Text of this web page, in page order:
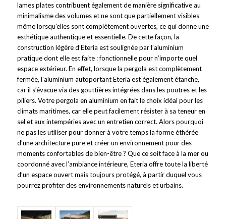
lames plates contribuent également de manière significative au
minimalisme des volumes et ne sont que partiellement visibles
même lorsqu’elles sont complètement ouvertes, ce qui donne une
esthétique authentique et essentielle. De cette façon, la
construction légère d’Eteria est soulignée par l’aluminium
pratique dont elle est faite : fonctionnelle pour n’importe quel
espace extérieur. En effet, lorsque la pergola est complètement
fermée, l’aluminium autoportant Eteria est également étanche,
car il s’évacue via des gouttières intégrées dans les poutres et les
piliers. Votre pergola en aluminium en fait le choix idéal pour les
climats maritimes, car elle peut facilement résister à sa teneur en
sel et aux intempéries avec un entretien correct. Alors pourquoi
ne pas les utiliser pour donner à votre temps la forme éthérée
d’une architecture pure et créer un environnement pour des
moments confortables de bien-être ? Que ce soit face à la mer ou
coordonné avec l’ambiance intérieure, Eteria offre toute la liberté
d’un espace ouvert mais toujours protégé, à partir duquel vous
pourrez profiter des environnements naturels et urbains.